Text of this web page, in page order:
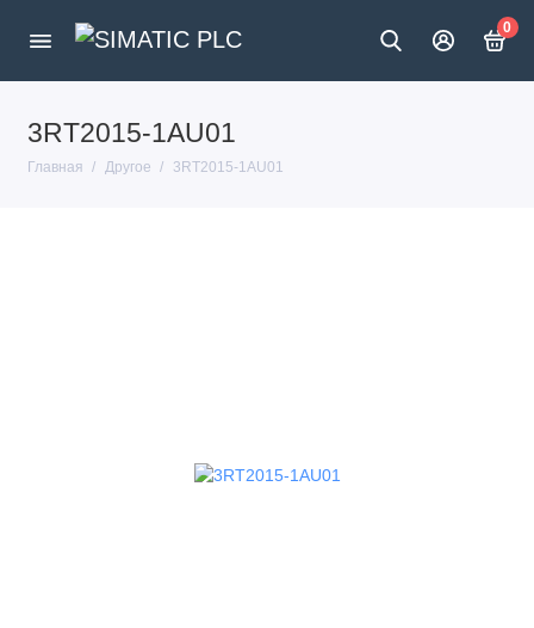
0
3RT2015-1AU01
Главная Другое 3RT2015-1AU01